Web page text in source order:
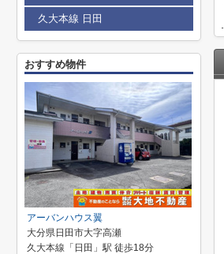
久大本線 日田
おすすめ物件
アーバンハウス翼
大分県日田市大字高瀬
久大本線「日田」駅 徒歩18分